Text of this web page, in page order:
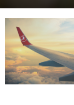
е
т
з
а
д